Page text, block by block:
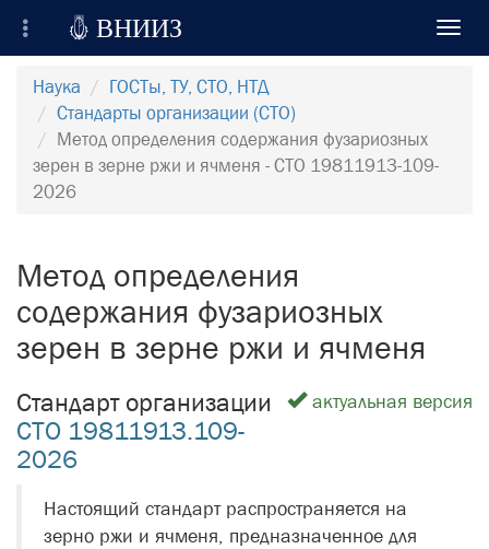
Всероссийский Научно-Исследовательский
Институт Зерна и продуктов его переработки
Регистрация
Вход на сайт
 ВНИИЗ
Наука
ГОСТы, ТУ, СТО, НТД
Стандарты организации (СТО)
Метод определения содержания фузариозных
зерен в зерне ржи и ячменя - СТО 19811913-109-
2026
Метод определения
содержания фузариозных
зерен в зерне ржи и ячменя
актуальная версия
Стандарт организации
СТО 19811913.109-
2026
Настоящий стандарт распространяется на
зерно ржи и ячменя, предназначенное для